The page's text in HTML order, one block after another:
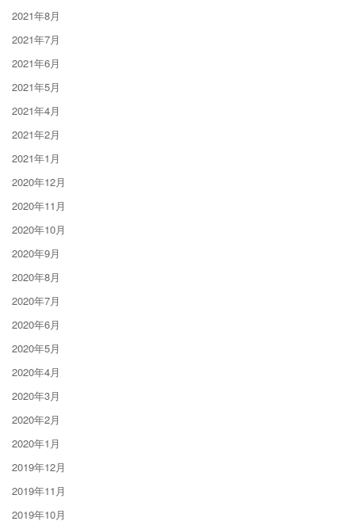
2021年8月
2021年7月
2021年6月
2021年5月
2021年4月
2021年2月
2021年1月
2020年12月
2020年11月
2020年10月
2020年9月
2020年8月
2020年7月
2020年6月
2020年5月
2020年4月
2020年3月
2020年2月
2020年1月
2019年12月
2019年11月
2019年10月